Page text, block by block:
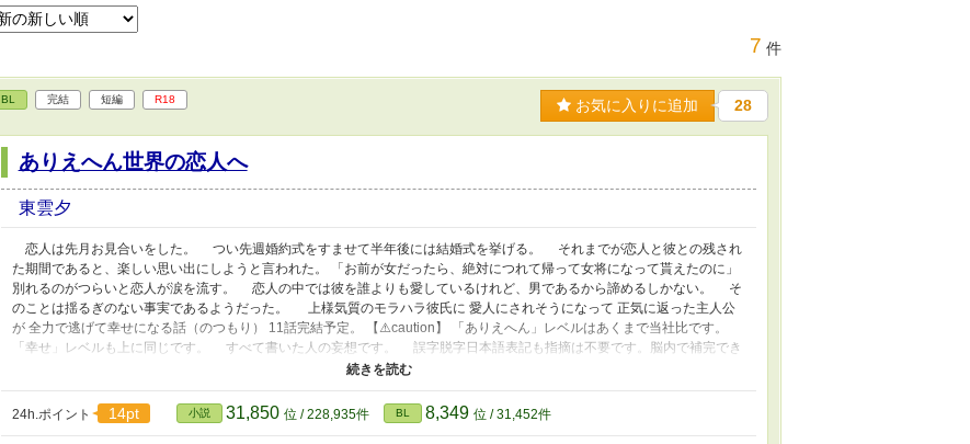
7 件
BL 完結 短編 R18 お気に入りに追加 28
ありえへん世界の恋人へ
東雲夕
恋人は先月お見合いをした。 つい先週婚約式をすませて半年後には結婚式を挙げる。 それまでが恋人と彼との残され
た期間であると、楽しい思い出にしようと言われた。 「お前が女だったら、絶対につれて帰って女将になって貰えたのに」
別れるのがつらいと恋人が涙を流す。 恋人の中では彼を誰よりも愛しているけれど、男であるから諦めるしかない。 そ
のことは揺るぎのない事実であるようだった。 上様気質のモラハラ彼氏に 愛人にされそうになって 正気に返った主人公
が 全力で逃げて幸せになる話（のつもり） 11話完結予定。 【⚠️caution】 「ありえへん」レベルはあくまで当社比です。
「幸せ」レベルも上に同じです。 すべて書いた人の妄想です。 誤字脱字日本語表記も指摘は不要です。脳内で補完でき
る方だけ読んでください。 合わないとと思ったら即ブラウザバック推奨です。地雷持ちの方は爆散する前に退避願いま
す。 読後の記憶削除は対応しておりませんので悪しからず、自己責任で閲覧お願いします。 ⭐︎すべて書いた人の趣味
の世界です。 異論はあなたと書いた人が違う人間の証ですので、作者に吐き出しては勿体ない。 そのパッションは創作
の糧にする事をお勧め致します。 (=´∀｀)ここまで読んでくれて有難うございます！
24h.ポイント 14pt 小説 31,850 位 / 228,935件 BL 8,349 位 / 31,452件